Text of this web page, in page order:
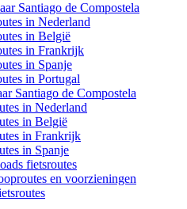
Santiago de Compostela
in Nederland
in België
in Frankrijk
in Spanje
in Portugal
Santiago de Compostela
in Nederland
in België
in Frankrijk
in Spanje
fietsroutes
en voorzieningen